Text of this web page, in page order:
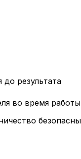
результата
во время работы